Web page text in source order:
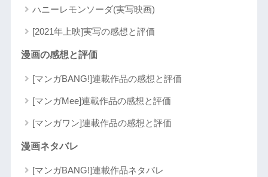
ハニーレモンソーダ(実写映画)
[2021年上映]実写の感想と評価
漫画の感想と評価
[マンガBANG!]連載作品の感想と評価
[マンガMee]連載作品の感想と評価
[マンガワン]連載作品の感想と評価
漫画ネタバレ
[マンガBANG!]連載作品ネタバレ